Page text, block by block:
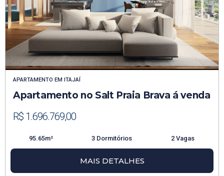
APARTAMENTO EM ITAJAÍ
Apartamento no Salt Praia Brava á venda
R$ 1.696.769,00
95.65m² 3 Dormitórios 2 Vagas
MAIS DETALHES